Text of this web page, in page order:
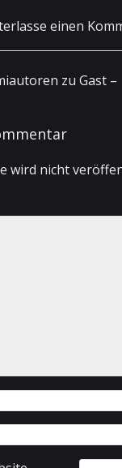
einen
zu Gast –
wird nicht